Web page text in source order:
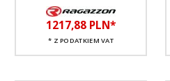
1217,88 PLN*
* Z PODATKIEM VAT